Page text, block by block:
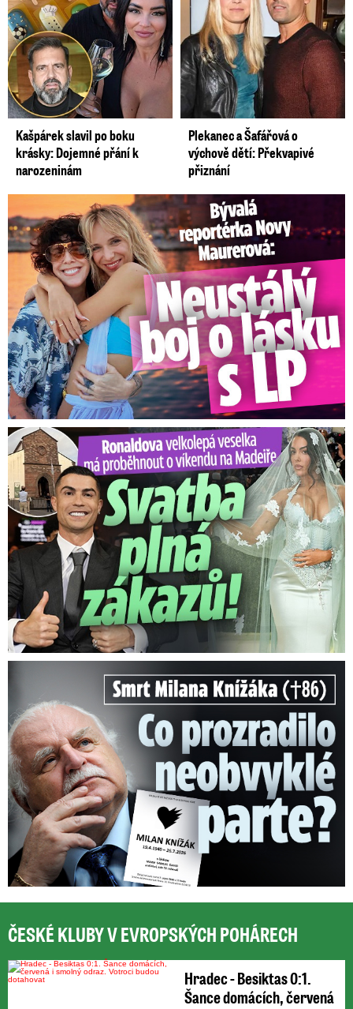
Kašpárek slavil po boku
krásky: Dojemné přání k
narozeninám
Plekanec a Šafářová o
výchově dětí: Překvapivé
přiznání
Bývalá reportérka Novy Maurerová: Neustálý boj o lásku s ...
Ronaldova velkolepá veselka na Madeiře: Svatba plná zákazů!
Smrt Milana Knížáka (†86): Co prozradilo neobvyklé parte?
ČESKÉ KLUBY V EVROPSKÝCH POHÁRECH
Hradec - Besiktas 0:1.
Šance domácích, červená